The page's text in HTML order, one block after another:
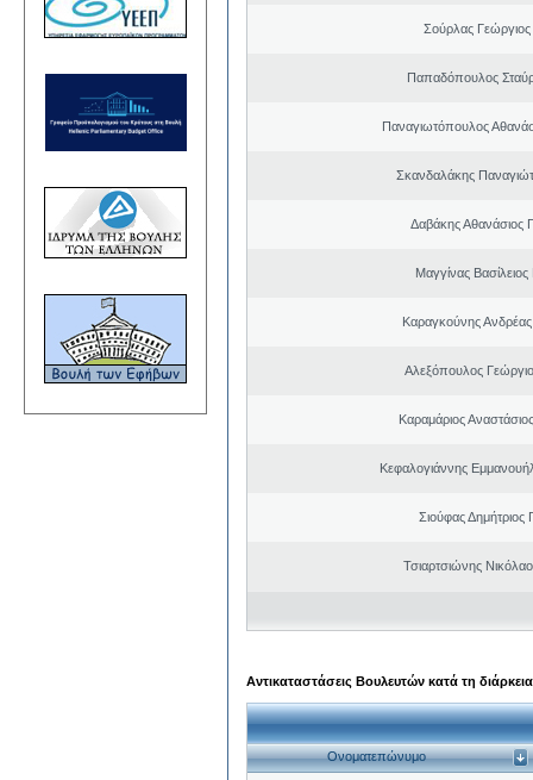
Σούρλας
Παπαδόπουλος
Παναγιωτόπουλος
Σκανδαλάκης
Δαβάκης Αθανάσιος
Μαγγίνας
Καραγκούνης Ανδρέας
Αλεξόπουλος
Καραμάριος
Κεφαλογιάννης
Σιούφας Δημήτριος
Τσιαρτσιώνης
Αντικαταστάσεις Βουλευτών κατά τη
Ονοματεπώνυμο